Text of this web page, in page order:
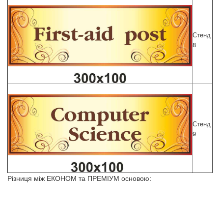
Стенд
8
Стенд
9
Різниця між ЕКОНОМ та ПРЕМІУМ основою: